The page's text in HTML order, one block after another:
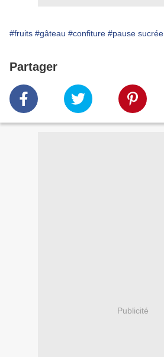
#fruits #gâteau #confiture #pause sucrée
Partager
Publicité